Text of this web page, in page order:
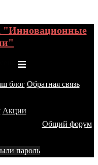
"Инновационные
блог Обратная связь
Акции
пароль
Общий форум